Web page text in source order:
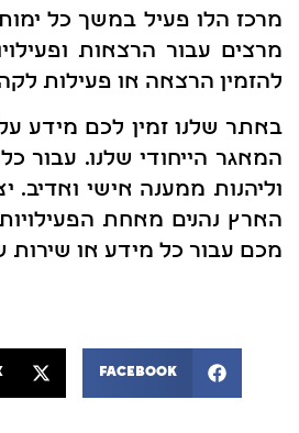
מרכז הלו פעיל במשך כל
מרצים עבור הרצאות
להזמין הרצאה או פעילות
באתר שלנו זמין לכם מידע
המאגר הייחודי שלנו. עבור
וליהנות ממענה אישי
הארץ נהנים מאחת
מכם עבור כל מידע או שירות
Facebook